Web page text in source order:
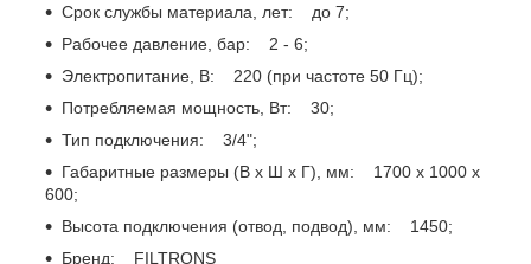
Срок службы материала, лет: до 7;
Рабочее давление, бар: 2 - 6;
Электропитание, В: 220 (при частоте 50 Гц);
Потребляемая мощность, Вт: 30;
Тип подключения: 3/4";
Габаритные размеры (В х Ш х Г), мм: 1700 х 1000 х
600;
Высота подключения (отвод, подвод), мм: 1450;
Бренд: FILTRONS